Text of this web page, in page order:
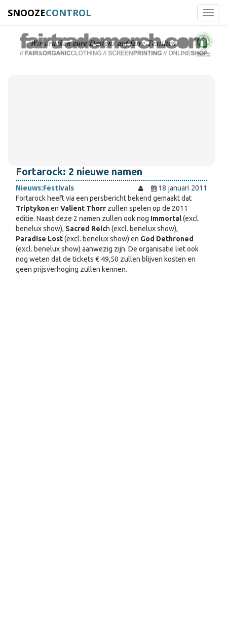
SNOOZECONTROL
Fortarock: 2 nieuwe namen
Nieuws:Festivals
18 januari 2011
Fortarock heeft via een persbericht bekend gemaakt dat
Triptykonen Valient Thorr zullen spelen op de 2011
editie. Naast deze 2 namen zullen ook nog Immortal(excl.
benelux show), Sacred Reich (excl. benelux show),
Paradise Lost(excl. benelux show) en God Dethroned
(excl. benelux show) aanwezig zijn. De organisatie liet ook
nog weten dat de tickets € 49,50 zullen blijven kosten en
geen prijsverhoging zullen kennen.